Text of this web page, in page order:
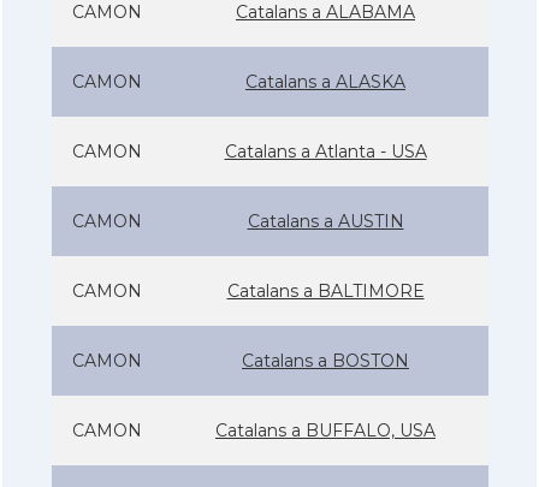
CAMON Catalans a ALABAMA
CAMON Catalans a ALASKA
CAMON Catalans a Atlanta - USA
CAMON Catalans a AUSTIN
CAMON Catalans a BALTIMORE
CAMON Catalans a BOSTON
CAMON Catalans a BUFFALO, USA